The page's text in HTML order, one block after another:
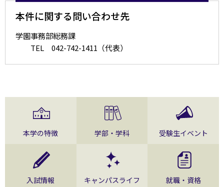
本件に関する問い合わせ先
学園事務部総務課
TEL 042-742-1411（代表）
本学の特徴 学部・学科 受験生イベント
入試情報 キャンパスライフ 就職・資格